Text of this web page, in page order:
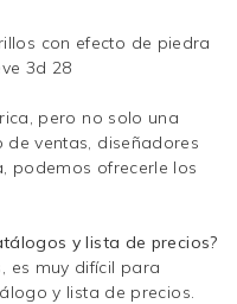
pero no solo una
ventas, diseñadores
podemos ofrecerle los
y lista de precios?
es muy difícil para
y lista de precios.